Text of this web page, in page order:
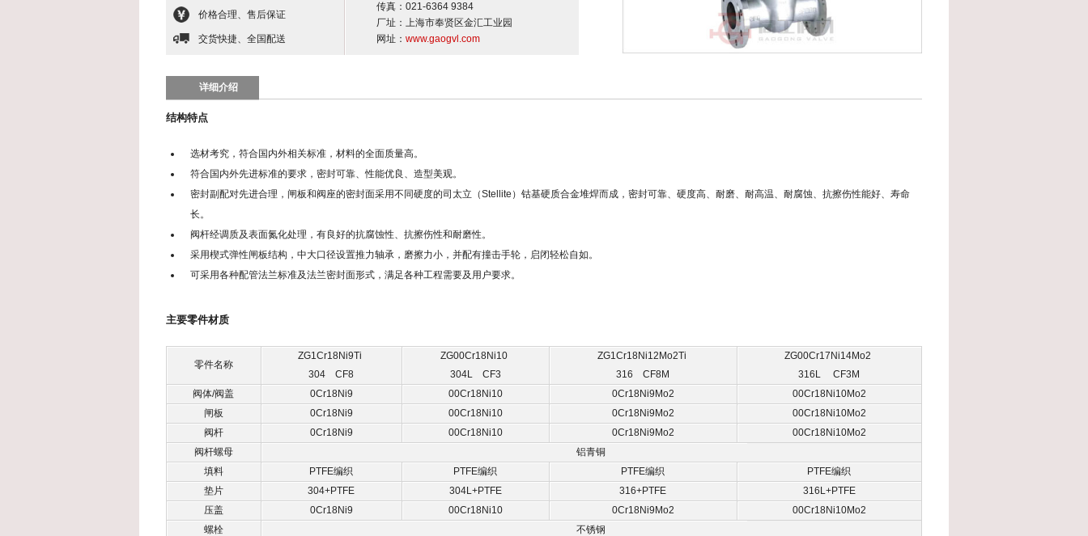
价格合理、售后保证
交货快捷、全国配送
传真：021-6364 9384
厂址：上海市奉贤区金汇工业园
网址： www.gaogvl.com
详细介绍
结构特点
选材考究，符合国内外相关标准，材料的全面质量高。
符合国内外先进标准的要求，密封可靠、性能优良、造型美观。
密封副配对先进合理，闸板和阀座的密封面采用不同硬度的司太立（Stellite）钴基硬质合金堆焊而成，密封可靠、硬度高、耐磨、耐高温、耐腐蚀、抗擦伤性能好、寿命
长。
阀杆经调质及表面氮化处理，有良好的抗腐蚀性、抗擦伤性和耐磨性。
采用楔式弹性闸板结构，中大口径设置推力轴承，磨擦力小，并配有撞击手轮，启闭轻松自如。
可采用各种配管法兰标准及法兰密封面形式，满足各种工程需要及用户要求。
主要零件材质
零件名称
ZG1Cr18Ni9Ti
304 CF8
ZG00Cr18Ni10
304L CF3
ZG1Cr18Ni12Mo2Ti
316 CF8M
ZG00Cr17Ni14Mo2
316L CF3M
阀体/阀盖
0Cr18Ni9 00Cr18Ni10 0Cr18Ni9Mo2
00Cr18Ni10Mo2
闸板
0Cr18Ni9 00Cr18Ni10 0Cr18Ni9Mo2
00Cr18Ni10Mo2
阀杆
0Cr18Ni9 00Cr18Ni10 0Cr18Ni9Mo2
00Cr18Ni10Mo2
阀杆螺母
铝青铜
填料
PTFE编织 PTFE编织 PTFE编织
PTFE编织
垫片
304+PTFE 304L+PTFE 316+PTFE
316L+PTFE
压盖
0Cr18Ni9 00Cr18Ni10 0Cr18Ni9Mo2
00Cr18Ni10Mo2
螺栓
不锈钢